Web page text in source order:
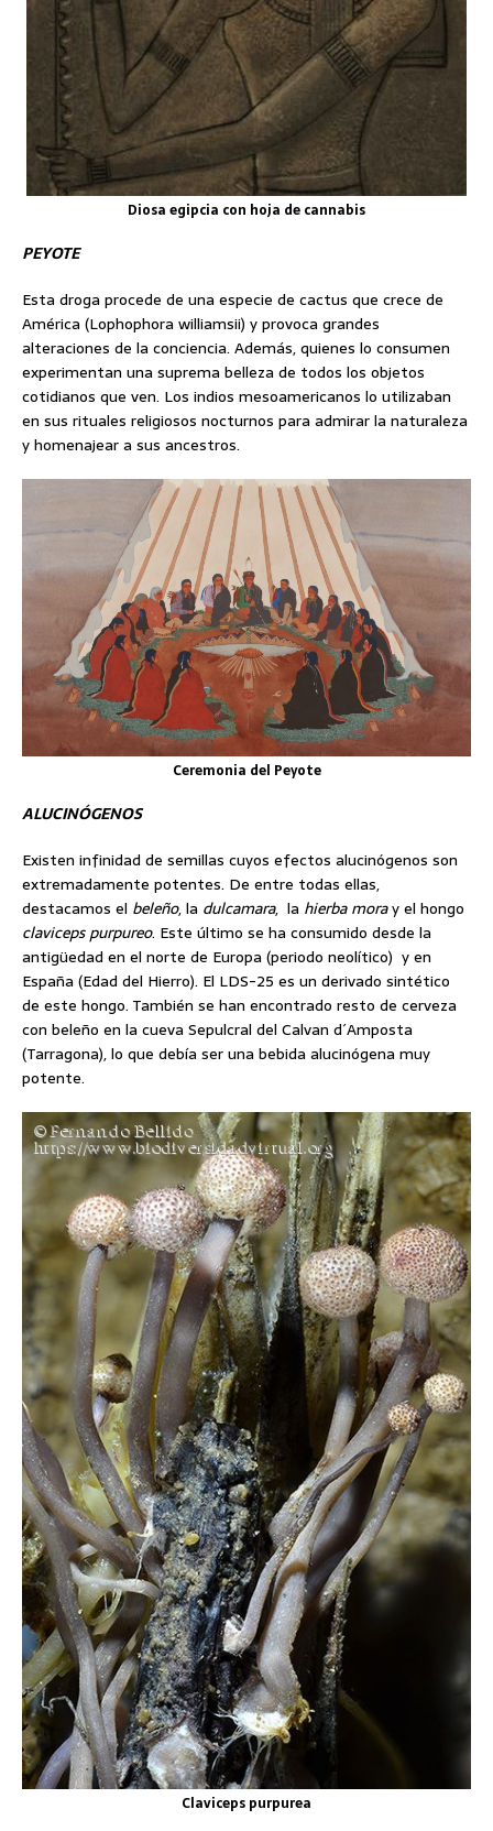
Diosa egipcia con hoja de cannabis
PEYOTE
Esta droga procede de una especie de cactus que crece de
América (Lophophora williamsii) y provoca grandes
alteraciones de la conciencia. Además, quienes lo consumen
experimentan una suprema belleza de todos los objetos
cotidianos que ven. Los indios mesoamericanos lo utilizaban
en sus rituales religiosos nocturnos para admirar la naturaleza
y homenajear a sus ancestros.
Ceremonia del Peyote
ALUCINÓGENOS
Existen infinidad de semillas cuyos efectos alucinógenos son
extremadamente potentes. De entre todas ellas,
destacamos el beleño, la dulcamara, la hierba moray el hongo
claviceps purpureo. Este último se ha consumido desde la
antigüedad en el norte de Europa (periodo neolítico) y en
España (Edad del Hierro). El LDS-25 es un derivado sintético
de este hongo. También se han encontrado resto de cerveza
con beleño en la cueva Sepulcral del Calvan d´Amposta
(Tarragona), lo que debía ser una bebida alucinógena muy
potente.
Claviceps purpurea